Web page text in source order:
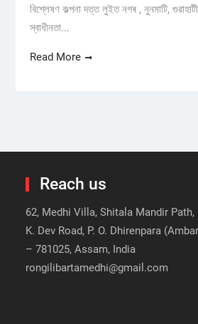
বিশ্লেষণ কল্পনা দত্ত লুইত নগৰ , নুনমাটি,
স্বাধীনতা...
Read More
Reach us
62, Medhi Villa, Shitala Mandir
K. Dev Road, P. O. Dhirenpara
– 781025, Assam, India
rongilibartamedhi@gmail.com